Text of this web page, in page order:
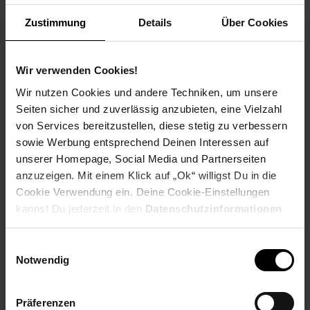
Zustimmung Details Über Cookies
Wir verwenden Cookies!
Wir nutzen Cookies und andere Techniken, um unsere
Seiten sicher und zuverlässig anzubieten, eine Vielzahl
von Services bereitzustellen, diese stetig zu verbessern
sowie Werbung entsprechend Deinen Interessen auf
unserer Homepage, Social Media und Partnerseiten
anzuzeigen. Mit einem Klick auf „Ok“ willigst Du in die
Cookie Verwendung ein. Deine Cookie-Einstellungen
kannst Du jederzeit in den Datenschutzinformationen
ändern bzw. widerrufen.
Notwendig
Präferenzen
Weitere Informationen
Beginn: August/September
Ausbildungsbeginn
Schulabschluss: gute mittlere Reife oder
Fachhochschulreife, Allgemeine
Hochschulreife
Bewerben per Formular